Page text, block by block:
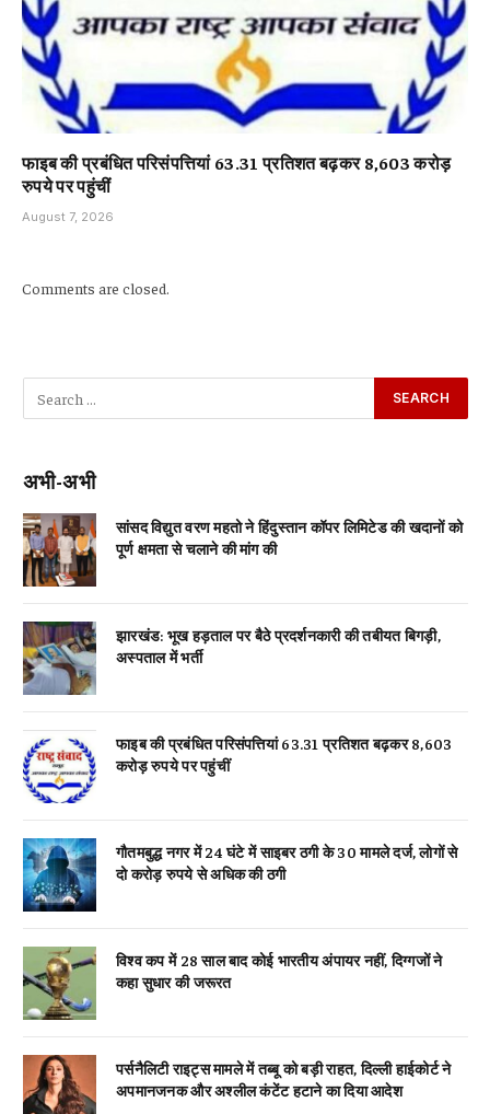
फाइब की प्रबंधित परिसंपत्तियां 63.31 प्रतिशत बढ़कर 8,603 करोड़
रुपये पर पहुंचीं
August 7, 2026
Comments are closed.
अभी-अभी
सांसद विद्युत वरण महतो ने हिंदुस्तान कॉपर लिमिटेड की खदानों को
पूर्ण क्षमता से चलाने की मांग की
झारखंड: भूख हड़ताल पर बैठे प्रदर्शनकारी की तबीयत बिगड़ी,
अस्पताल में भर्ती
फाइब की प्रबंधित परिसंपत्तियां 63.31 प्रतिशत बढ़कर 8,603
करोड़ रुपये पर पहुंचीं
गौतमबुद्ध नगर में 24 घंटे में साइबर ठगी के 30 मामले दर्ज, लोगों से
दो करोड़ रुपये से अधिक की ठगी
विश्व कप में 28 साल बाद कोई भारतीय अंपायर नहीं, दिग्गजों ने
कहा सुधार की जरूरत
पर्सनैलिटी राइट्स मामले में तब्बू को बड़ी राहत, दिल्ली हाईकोर्ट ने
अपमानजनक और अश्लील कंटेंट हटाने का दिया आदेश